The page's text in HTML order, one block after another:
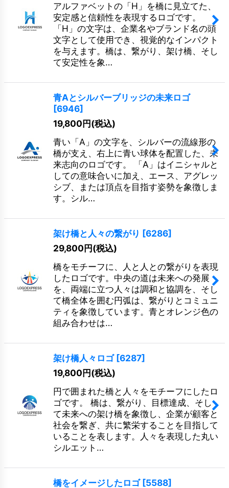
アルファベットの「H」を橋に見立てた、
安定感と信頼性を表現するロゴです。
「H」の文字は、企業名やブランド名の頭
文字として使用でき、視覚的なインパクト
を与えます。橋は、繋がり、架け橋、そし
て安定性を象…
青Aとシルバーブリッジの未来ロゴ
[6946]
19,800円(税込)
青い「A」の文字を、シルバーの流線形の
橋が支え、右上に青い球体を配置した、未
来志向のロゴです。 「A」はイニシャルと
しての意味合いに加え、エース、アグレッ
シブ、または頂点を目指す姿勢を象徴しま
す。シル…
架け橋と人々の繋がり [6286]
29,800円(税込)
橋をモチーフに、人と人との繋がりを表現
したロゴです。中央の道は未来への発展
を、両端に立つ人々は調和と協調を、そし
て橋全体を囲む円弧は、繋がりとコミュニ
ティを象徴しています。青とオレンジ色の
組み合わせは…
架け橋人々ロゴ [6287]
19,800円(税込)
円で囲まれた橋と人々をモチーフにしたロ
ゴです。 橋は、繋がり、目標達成、そし
て未来への架け橋を象徴し、企業が顧客と
社会を繋ぎ、共に繁栄することを目指して
いることを表します。人々を表現した丸い
シルエット…
橋をイメージしたロゴ [5588]